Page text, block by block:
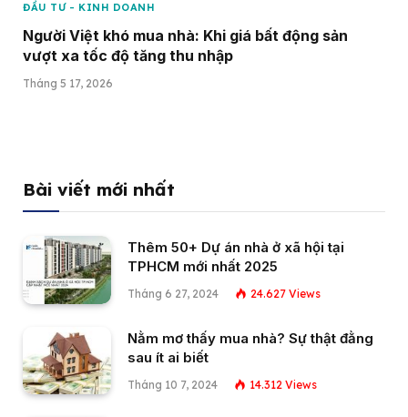
ĐẦU TƯ - KINH DOANH
Người Việt khó mua nhà: Khi giá bất động sản
vượt xa tốc độ tăng thu nhập
Tháng 5 17, 2026
Bài viết mới nhất
Thêm 50+ Dự án nhà ở xã hội tại
TPHCM mới nhất 2025
Tháng 6 27, 2024 24.627 Views
Nằm mơ thấy mua nhà? Sự thật đằng
sau ít ai biết
Tháng 10 7, 2024 14.312 Views